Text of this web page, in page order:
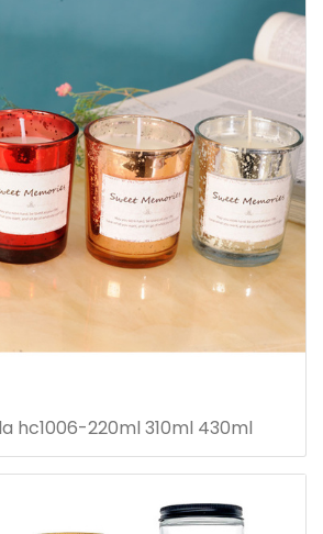
hc1006-220ml 310ml 430ml